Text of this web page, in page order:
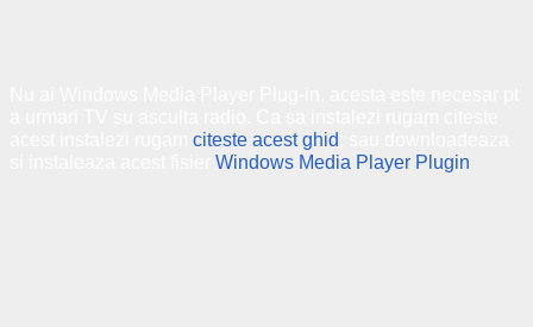
citeste acest ghid
Windows Media Player Plugin